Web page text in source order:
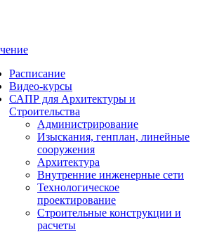
Расписание
Видео-курсы
САПР для Архитектуры и
Строительства
Администрирование
Изыскания, генплан, линейные
сооружения
Архитектура
Внутренние инженерные сети
Технологическое
проектирование
Строительные конструкции и
расчеты